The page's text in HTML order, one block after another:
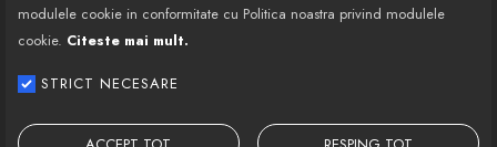
modulele cookie in conformitate cu Politica noastra privind modulele
cookie. Citeste mai mult.
STRICT NECESARE
Program de lucru: Luni-Vineri
08:00 - 18:00
Email: contact@bestautovest.ro
SRL CUI: 32372789, Reg.Com.: